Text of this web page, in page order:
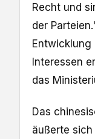
Recht und
der
Entwicklung
Interessen
das
Das
äußerte sich